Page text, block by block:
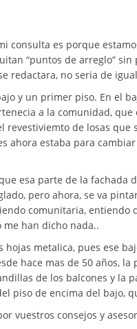
consulta es porque
“puntos de arreglo”
redactara, no seria de
y un primer piso. En el
a la comunidad,
revestiviemto de losas que
ahora estaba para
esa parte de la fachada
pero ahora, se va
comunitaria,
han dicho nada..
hojas metalica, pues ese
hace mas de 50 años,
de los balcones y la
piso de encima del bajo,
vuestros consejos y